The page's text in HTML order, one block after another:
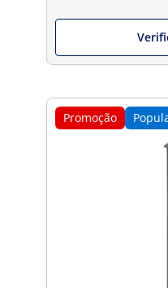
Promoção